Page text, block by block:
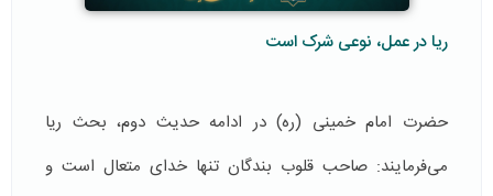
ریا در عمل، نوعی شرک است
حضرت امام خمینی (ره) در ادامه حدیث دوم، بحث ریا
می‌فرمایند: صاحب قلوب بندگان تنها خدای متعال است و